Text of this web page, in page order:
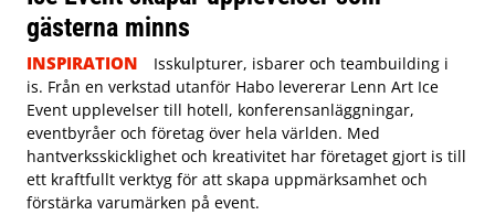
gästerna minns
INSPIRATION
Isskulpturer, isbarer och teambuilding i
is. Från en verkstad utanför Habo levererar Lenn Art Ice
Event upplevelser till hotell, konferensanläggningar,
eventbyråer och företag över hela världen. Med
hantverksskicklighet och kreativitet har företaget gjort is till
ett kraftfullt verktyg för att skapa uppmärksamhet och
förstärka varumärken på event.